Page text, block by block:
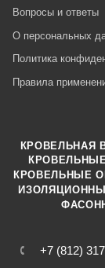
Вопросы и ответы
О персональных
Политика
Правила
+7 (812)
КРОВЕЛЬНАЯ
КРОВЕЛЬНЫЕ